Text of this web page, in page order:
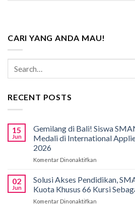
CARI YANG ANDA MAU!
RECENT POSTS
15
Jun
Gemilang di Bali! Siswa
Medali di International
2026
Komentar Dinonaktifkan
di
Bali!
Siswa
02
Jun
Solusi Akses Pendidikan,
Kuota Khusus 66 Kursi
Komentar Dinonaktifkan